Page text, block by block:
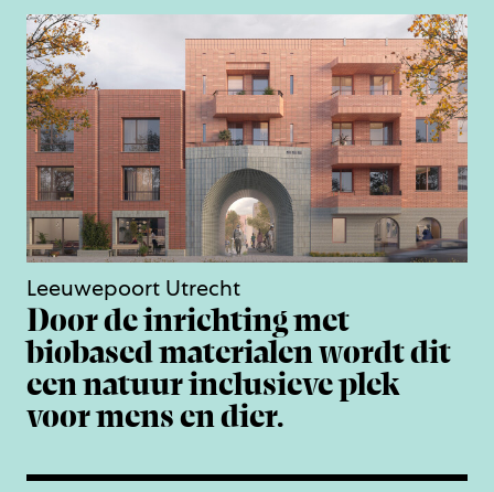
Leeuwepoort Utrecht
Door de inrichting met
biobased materialen wordt dit
een natuur inclusieve plek
voor mens en dier.